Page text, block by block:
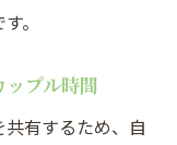
。
プル時間
有するため、自